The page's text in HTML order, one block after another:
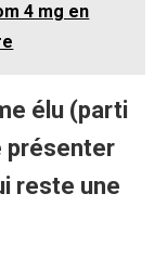
4 mg en
élu (parti
présenter
reste une